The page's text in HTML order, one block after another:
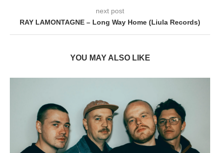
next post
RAY LAMONTAGNE – Long Way Home (Liula Records)
YOU MAY ALSO LIKE